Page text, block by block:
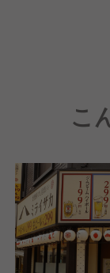
■ワタミで働
ない一生もの
アワード/仲間
に力を入れた
そうと思える
こ